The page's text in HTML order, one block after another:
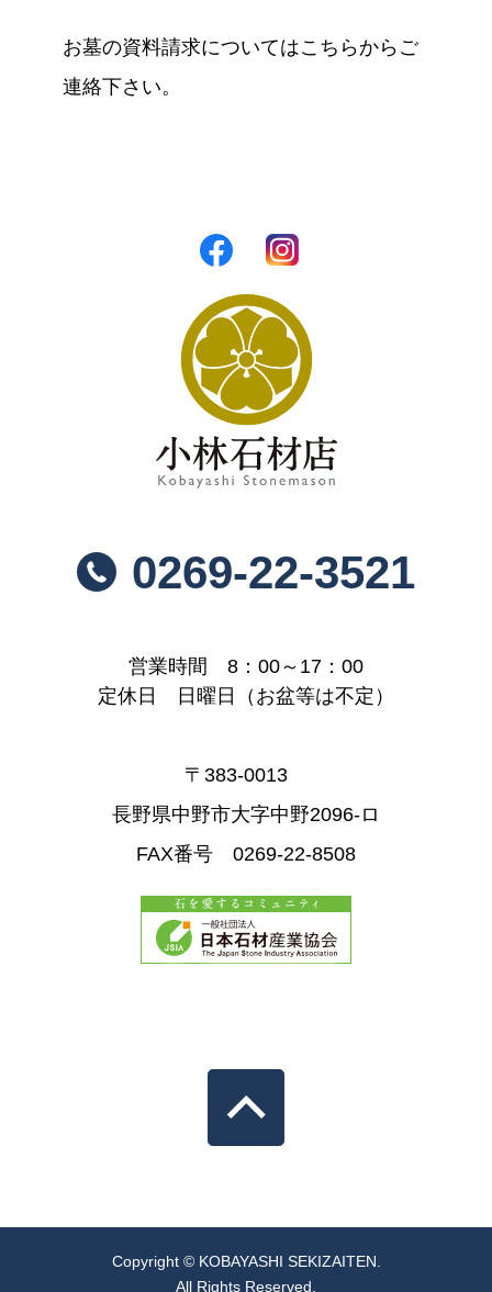
お墓の資料請求についてはこちらからご
連絡下さい。
0269-22-3521
営業時間 8：00～17：00
定休日 日曜日（お盆等は不定）
〒383-0013
長野県中野市大字中野2096-ロ
FAX番号 0269-22-8508
Copyright © KOBAYASHI SEKIZAITEN.
All Rights Reserved.